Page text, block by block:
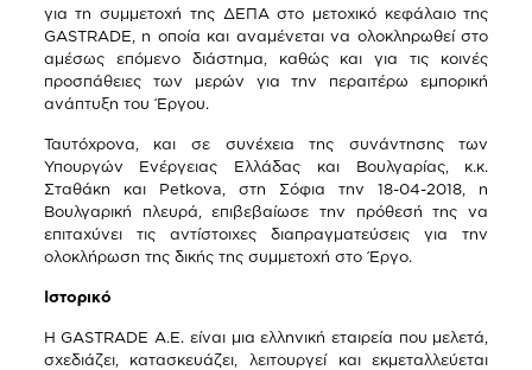
για τη συμμετοχή της ΔΕΠΑ στο μετοχικό κεφάλαιο της
GASTRADE, η οποία και αναμένεται να ολοκληρωθεί στο
αμέσως επόμενο διάστημα, καθώς και για τις κοινές
προσπάθειες των μερών για την περαιτέρω εμπορική
ανάπτυξη του Έργου.
Ταυτόχρονα, και σε συνέχεια της συνάντησης των
Υπουργών Ενέργειας Ελλάδας και Βουλγαρίας, κ.κ.
Σταθάκη και Petkova, στη Σόφια την 18-04-2018, η
Βουλγαρική πλευρά, επιβεβαίωσε την πρόθεσή της να
επιταχύνει τις αντίστοιχες διαπραγματεύσεις για την
ολοκλήρωση της δικής της συμμετοχή στο Έργο.
Ιστορικό
H GASTRADE A.E. είναι μια ελληνική εταιρεία που μελετά,
σχεδιάζει, κατασκευάζει, λειτουργεί και εκμεταλλεύεται